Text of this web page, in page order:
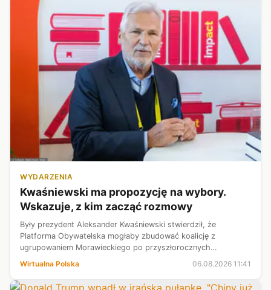
WYDARZENIA
Kwaśniewski ma propozycję na wybory.
Wskazuje, z kim zacząć rozmowy
Były prezydent Aleksander Kwaśniewski stwierdził, że
Platforma Obywatelska mogłaby zbudować koalicję z
ugrupowaniem Morawieckiego po przyszłorocznych
wyborach. Stwierdził, że były premier mógłby dać jednak
Wirtualna Polska 06.08.2026 11:41